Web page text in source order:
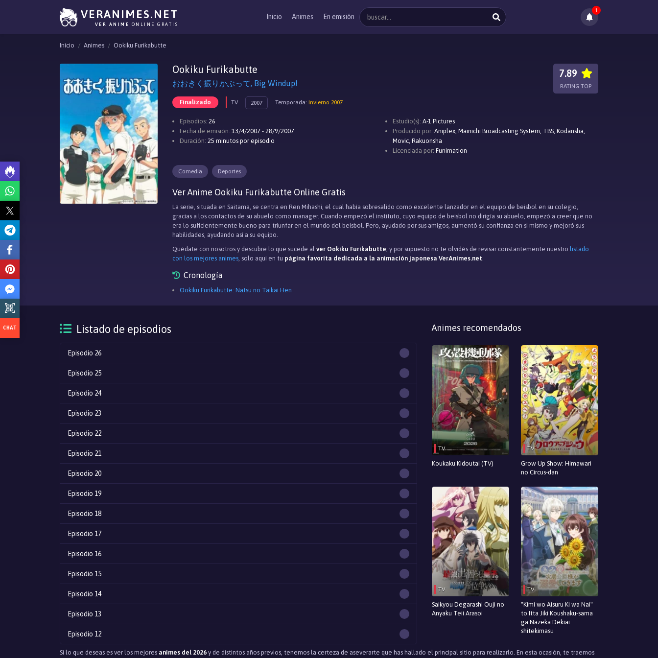
VERANIMES.NET
VER ANIME ONLINE GRATIS
Inicio Animes En emisión
1
Inicio Animes Ookiku Furikabutte
Ookiku Furikabutte
おおきく振りかぶって, Big Windup!
Finalizado TV 2007 Temporada: Invierno 2007
7.89
RATING TOP
Episodios: 26
Fecha de emisión: 13/4/2007 - 28/9/2007
Duración: 25 minutos por episodio
Estudio(s): A-1 Pictures
Producido por: Aniplex, Mainichi Broadcasting System, TBS, Kodansha,
Movic, Rakuonsha
Licenciada por: Funimation
Comedia Deportes
Ver Anime Ookiku Furikabutte Online Gratis
La serie, situada en Saitama, se centra en Ren Mihashi, el cual habí­a sobresalido como excelente lanzador en el equipo de beisbol en su colegio,
gracias a los contactos de su abuelo como manager. Cuando empezó el instituto, cuyo equipo de beisbol no dirigía su abuelo, empezó a creer que no
era lo suficientemente bueno para triunfar en el mundo del beisbol. Pero, ayudado por sus amigos, aumentó su confianza en si mismo y mejoró sus
habilidades, ayudando así a su equipo.
Quédate con nosotros y descubre lo que sucede al ver Ookiku Furikabutte, y por supuesto no te olvidés de revisar constantemente nuestro listado
con los mejores animes, solo aqui en tu página favorita dedicada a la animación japonesa VerAnimes.net.
Cronología
Ookiku Furikabutte: Natsu no Taikai Hen
Listado de episodios
Episodio 26
Episodio 25
Episodio 24
Episodio 23
Episodio 22
Episodio 21
Episodio 20
Episodio 19
Episodio 18
Episodio 17
Episodio 16
Episodio 15
Episodio 14
Episodio 13
Episodio 12
Episodio 11
Animes recomendados
TV
Koukaku Kidoutai (TV)
TV
Grow Up Show: Himawari
no Circus-dan
TV
Saikyou Degarashi Ouji no
Anyaku Teii Arasoi
TV
"Kimi wo Aisuru Ki wa Nai"
to Itta Jiki Koushaku-sama
ga Nazeka Dekiai
shitekimasu
Si lo que deseas es ver los mejores animes del 2026 y de distintos años previos, tenemos la certeza de aseverarte que has hallado el principal sitio para realizarlo. En esta ocasión, te traemos